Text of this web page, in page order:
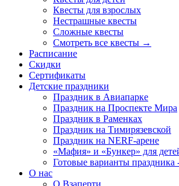
Квесты для взрослых
Нестрашные квесты
Сложные квесты
Смотреть все квесты →
Расписание
Скидки
Сертификаты
Детские праздники
Праздник в Авиапарке
Праздник на Проспекте Мира
Праздник в Раменках
Праздник на Тимирязевской
Праздник на NERF-арене
«Мафия» и «Бункер» для
Готовые варианты
О нас
О Взаперти